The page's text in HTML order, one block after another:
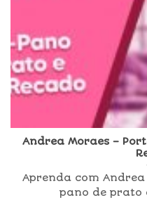
Andrea Moraes –
Aprenda com
pano de prato